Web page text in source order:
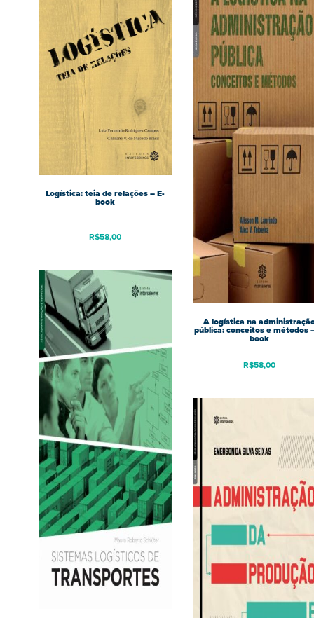
Logística: teia de relações – E-
book
R$58,00
A logística na
pública: conceitos e métodos
book
R$58,00